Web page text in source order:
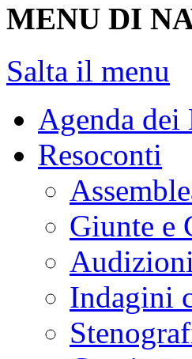
MENU DI
Salta il menu
Agenda dei
Resoconti
Giunte e
Audizioni
Indagini